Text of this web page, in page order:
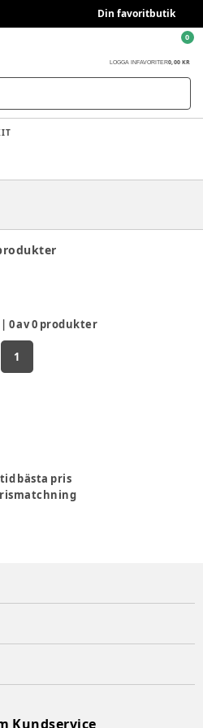
Din favoritbutik
LOGGA IN FAVORITER0,00 KR
0
| 0av0 produkter
1
bästa pris
Kundservice